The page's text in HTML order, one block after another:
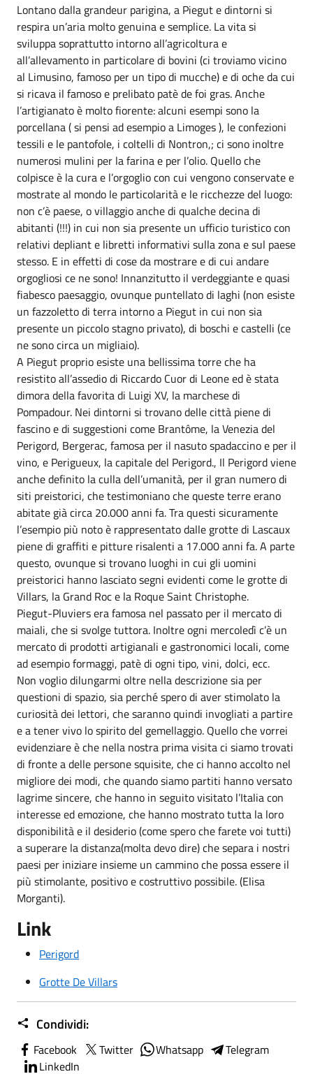
Lontano dalla grandeur parigina, a Piegut e dintorni si
respira un’aria molto genuina e semplice. La vita si
sviluppa soprattutto intorno all’agricoltura e
all’allevamento in particolare di bovini (ci troviamo vicino
al Limusino, famoso per un tipo di mucche) e di oche da cui
si ricava il famoso e prelibato patè de foi gras. Anche
l’artigianato è molto fiorente: alcuni esempi sono la
porcellana ( si pensi ad esempio a Limoges ), le confezioni
tessili e le pantofole, i coltelli di Nontron,; ci sono inoltre
numerosi mulini per la farina e per l’olio. Quello che
colpisce è la cura e l’orgoglio con cui vengono conservate e
mostrate al mondo le particolarità e le ricchezze del luogo:
non c’è paese, o villaggio anche di qualche decina di
abitanti (!!!) in cui non sia presente un ufficio turistico con
relativi depliant e libretti informativi sulla zona e sul paese
stesso. E in effetti di cose da mostrare e di cui andare
orgogliosi ce ne sono! Innanzitutto il verdeggiante e quasi
fiabesco paesaggio, ovunque puntellato di laghi (non esiste
un fazzoletto di terra intorno a Piegut in cui non sia
presente un piccolo stagno privato), di boschi e castelli (ce
ne sono circa un migliaio).
A Piegut proprio esiste una bellissima torre che ha
resistito all’assedio di Riccardo Cuor di Leone ed è stata
dimora della favorita di Luigi XV, la marchese di
Pompadour. Nei dintorni si trovano delle città piene di
fascino e di suggestioni come Brantôme, la Venezia del
Perigord, Bergerac, famosa per il nasuto spadaccino e per il
vino, e Perigueux, la capitale del Perigord., Il Perigord viene
anche definito la culla dell’umanità, per il gran numero di
siti preistorici, che testimoniano che queste terre erano
abitate già circa 20.000 anni fa. Tra questi sicuramente
l’esempio più noto è rappresentato dalle grotte di Lascaux
piene di graffiti e pitture risalenti a 17.000 anni fa. A parte
questo, ovunque si trovano luoghi in cui gli uomini
preistorici hanno lasciato segni evidenti come le grotte di
Villars, la Grand Roc e la Roque Saint Christophe.
Piegut-Pluviers era famosa nel passato per il mercato di
maiali, che si svolge tuttora. Inoltre ogni mercoledì c’è un
mercato di prodotti artigianali e gastronomici locali, come
ad esempio formaggi, patè di ogni tipo, vini, dolci, ecc.
Non voglio dilungarmi oltre nella descrizione sia per
questioni di spazio, sia perché spero di aver stimolato la
curiosità dei lettori, che saranno quindi invogliati a partire
e a tener vivo lo spirito del gemellaggio. Quello che vorrei
evidenziare è che nella nostra prima visita ci siamo trovati
di fronte a delle persone squisite, che ci hanno accolto nel
migliore dei modi, che quando siamo partiti hanno versato
lagrime sincere, che hanno in seguito visitato l’Italia con
interesse ed emozione, che hanno mostrato tutta la loro
disponibilità e il desiderio (come spero che farete voi tutti)
a superare la distanza(molta devo dire) che separa i nostri
paesi per iniziare insieme un cammino che possa essere il
più stimolante, positivo e costruttivo possibile. (Elisa
Morganti).
Link
Perigord
Grotte De Villars
Condividi:
Facebook Twitter Whatsapp
Telegram
LinkedIn